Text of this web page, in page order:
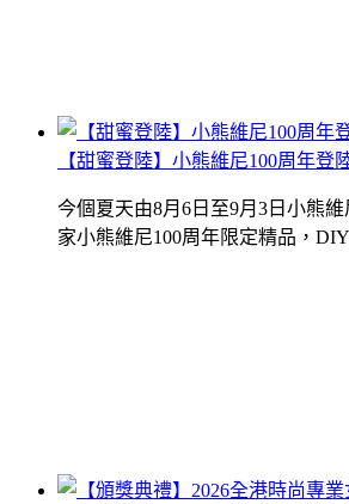
【甜蜜登陸】小熊維尼100周年登
今個夏天由8月6日至9月3日小熊
家小熊維尼100周年限定精品，